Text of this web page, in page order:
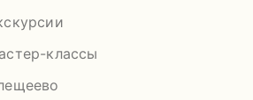
классы